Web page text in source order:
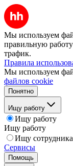
Мы используем
правильную
трафик.
Правила
Мы используем
файлов cookie
Понятно
Ищу работу
Ищу работу
Ищу работу
Ищу сотрудника
Сервисы
Помощь